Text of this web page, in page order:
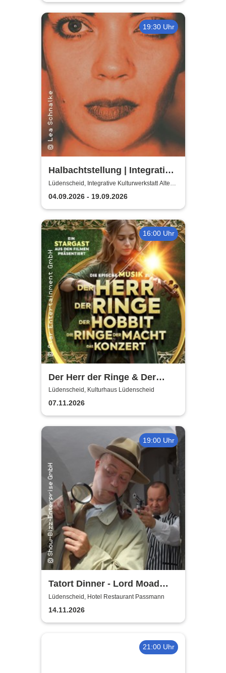
19:30 Uhr
Halbachtstellung | Integrative
Kulturwerkstatt Alte Schule
Lüdenscheid
Lüdenscheid, Integrative Kulturwerkstatt Alte
Schule
04.09.2026 - 19.09.2026
16:00 Uhr
Der Herr der Ringe & Der
Hobbit
Lüdenscheid, Kulturhaus Lüdenscheid
07.11.2026
19:00 Uhr
Tatort Dinner - Lord Moad
lässt bitten!
Lüdenscheid, Hotel Restaurant Passmann
14.11.2026
21:00 Uhr